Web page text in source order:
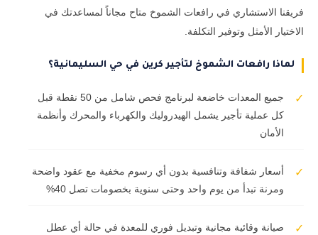
فريقنا الاستشاري في رافعات الشموخ متاح مجاناً لمساعدتك في
الاختيار الأمثل وتوفير التكلفة.
لماذا رافعات الشموخ لتأجير كرين في حي السليمانية؟
✓
جميع المعدات خاضعة لبرنامج فحص شامل من 50 نقطة قبل
كل عملية تأجير يشمل الهيدروليك والكهرباء والمحرك وأنظمة
الأمان
✓
أسعار شفافة وتنافسية بدون أي رسوم مخفية مع عقود واضحة
ومرنة تبدأ من يوم واحد وحتى سنوية بخصومات تصل 40%
✓
صيانة وقائية مجانية وتبديل فوري للمعدة في حالة أي عطل